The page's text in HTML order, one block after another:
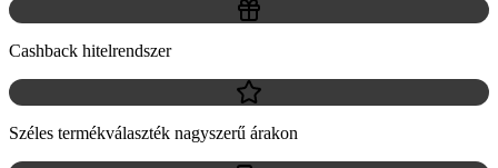
Cashback hitelrendszer
Széles termékválaszték nagyszerű árakon